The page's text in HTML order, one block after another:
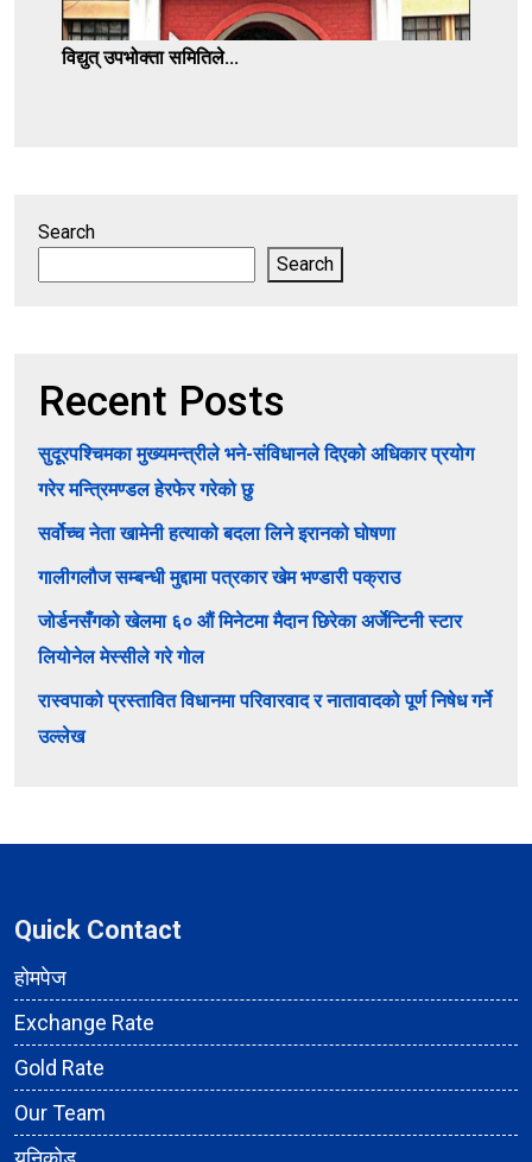
विद्युत्‌ उपभोक्ता समितिले...
Search
Search
Recent Posts
सुदूरपश्चिमका मुख्यमन्त्रीले भने-संविधानले दिएको अधिकार प्रयोग
गरेर मन्त्रिमण्डल हेरफेर गरेको छु
सर्वोच्च नेता खामेनी हत्याको बदला लिने इरानको घोषणा
गालीगलौज सम्बन्धी मुद्दामा पत्रकार खेम भण्डारी पक्राउ
जोर्डनसँगको खेलमा ६० औं मिनेटमा मैदान छिरेका अर्जेन्टिनी स्टार
लियोनेल मेस्सीले गरे गोल
रास्वपाको प्रस्तावित विधानमा परिवारवाद र नातावादको पूर्ण निषेध गर्ने
उल्लेख
Quick Contact
होमपेज
Exchange Rate
Gold Rate
Our Team